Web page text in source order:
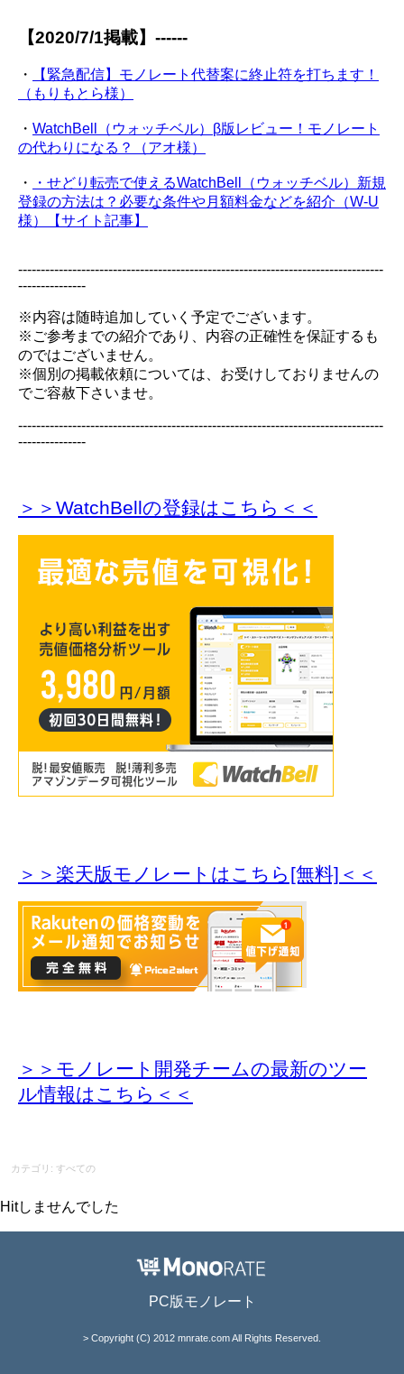
【2020/7/1掲載】------
・
【緊急配信】モノレート代替案に終止符を打ちます！
（もりもとら様）
・ WatchBell（ウォッチベル）β版レビュー！モノレート
の代わりになる？（アオ様）
・
・せどり転売で使えるWatchBell（ウォッチベル）新規
登録の方法は？必要な条件や月額料金などを紹介（W-U
様）【サイト記事】
---------------------------------------------------------------------------------
---------------
※内容は随時追加していく予定でございます。
※ご参考までの紹介であり、内容の正確性を保証するも
のではございません。
※個別の掲載依頼については、お受けしておりませんの
でご容赦下さいませ。
---------------------------------------------------------------------------------
---------------
＞＞WatchBellの登録はこちら＜＜
＞＞楽天版モノレートはこちら[無料]＜＜
＞＞モノレート開発チームの最新のツー
ル情報はこちら＜＜
カテゴリ: すべての
Hitしませんでした
PC版モノレート
> Copyright (C) 2012 mnrate.com All Rights Reserved.